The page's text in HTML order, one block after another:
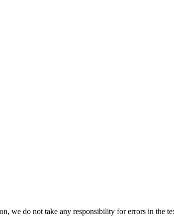
we do not take any responsibility for errors in the